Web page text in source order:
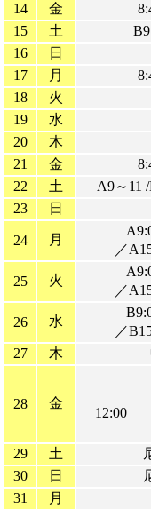
14
金
15
土
16
日
17
月
18
火
19
水
20
木
21
金
22
土 A9～11
23
日
24 月
／
25 火
／
26 水
／
27 木
28 金
29 土
30
日
31
月